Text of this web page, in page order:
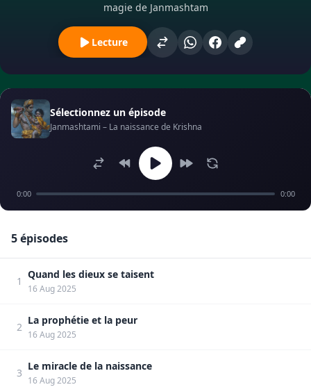
magie de Janmashtam
Lecture
Sélectionnez un épisode
Janmashtami – La naissance de Krishna
0:00 0:00
5 épisodes
1
Quand les dieux se taisent
16 Aug 2025
2
La prophétie et la peur
16 Aug 2025
3
Le miracle de la naissance
16 Aug 2025